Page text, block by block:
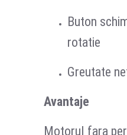
Buton
rotatie
Greutate
Avantaje
Motorul fara